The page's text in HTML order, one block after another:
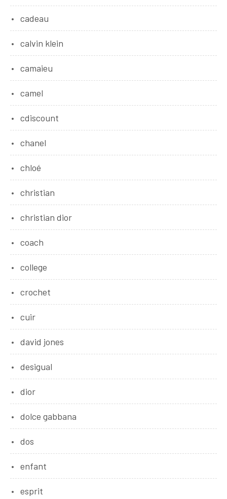
cadeau
calvin klein
camaieu
camel
cdiscount
chanel
chloé
christian
christian dior
coach
college
crochet
cuir
david jones
desigual
dior
dolce gabbana
dos
enfant
esprit